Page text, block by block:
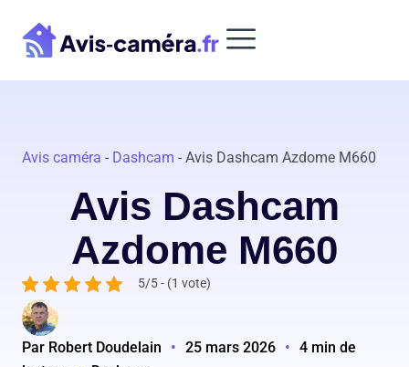
contenu
Avis caméra - Dashcam - Avis Dashcam Azdome M660
Avis Dashcam
Azdome M660
5/5 - (1 vote)
Par Robert Doudelain • 25 mars 2026 • 4 min de